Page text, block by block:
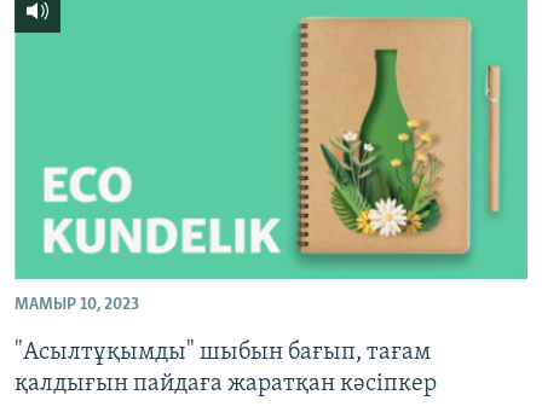
МАМЫР 10, 2023
"Асылтұқымды" шыбын бағып, тағам
қалдығын пайдаға жаратқан кәсіпкер